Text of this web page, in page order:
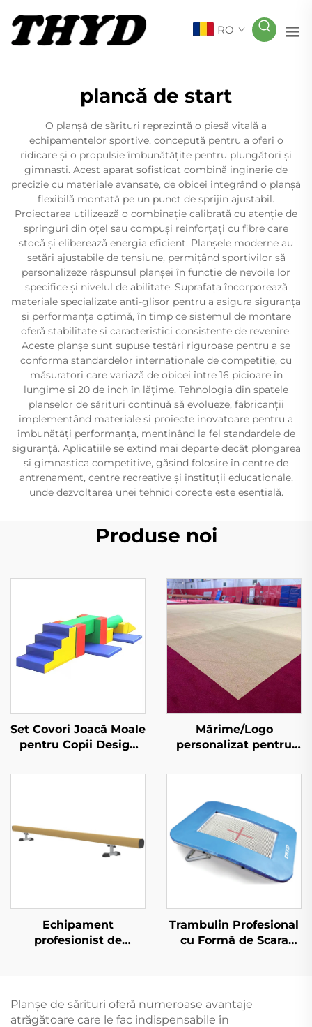
RO
plancă de start
O planșă de sărituri reprezintă o piesă vitală a
echipamentelor sportive, concepută pentru a oferi o
ridicare și o propulsie îmbunătățite pentru plungători și
gimnasti. Acest aparat sofisticat combină inginerie de
precizie cu materiale avansate, de obicei integrând o planșă
flexibilă montată pe un punct de sprijin ajustabil.
Proiectarea utilizează o combinație calibrată cu atenție de
springuri din oțel sau compuși reinforțați cu fibre care
stocă și eliberează energia eficient. Planșele moderne au
setări ajustabile de tensiune, permițând sportivilor să
personalizeze răspunsul planșei în funcție de nevoile lor
specifice și nivelul de abilitate. Suprafața încorporează
materiale specializate anti-glisor pentru a asigura siguranța
și performanța optimă, în timp ce sistemul de montare
oferă stabilitate și caracteristici consistente de revenire.
Aceste planșe sunt supuse testări riguroase pentru a se
conforma standardelor internaționale de competiție, cu
măsuratori care variază de obicei între 16 picioare în
lungime și 20 de inch în lățime. Tehnologia din spatele
planșelor de sărituri continuă să evolueze, fabricanții
implementând materiale și proiecte inovatoare pentru a
îmbunătăți performanța, menținând la fel standardele de
siguranță. Aplicațiile se extind mai departe decât plongarea
și gimnastica competitive, găsind folosire în centre de
antrenament, centre recreative și instituții educaționale,
unde dezvoltarea unei tehnici corecte este esențială.
Produse noi
Set Covori Joacă Moale
pentru Copii Design
Sponge/toy
Mărime/Logo
personalizat pentru
exerciții de gimnastic
elasticsearch
Echipament
profesionist de
Trambulin Profesional
cu Formă de Scara
Planşe de sărituri oferă numeroase avantaje
atrăgătoare care le fac indispensabile în